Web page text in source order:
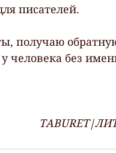
писателей.
получаю
человека без